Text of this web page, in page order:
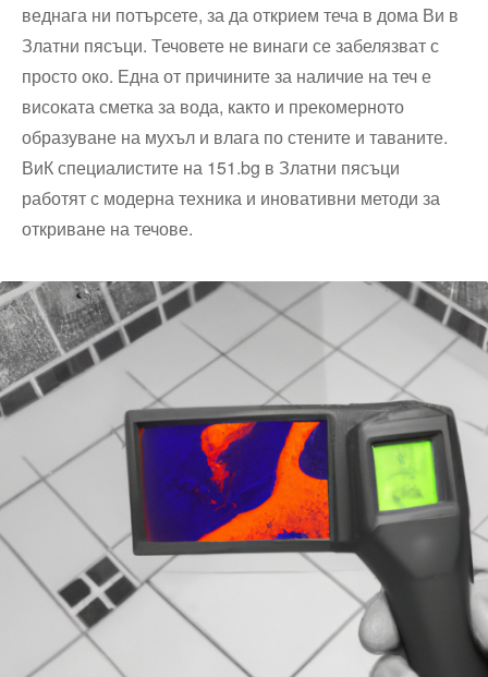
веднага ни потърсете, за да открием теча в дома Ви в
Златни пясъци. Течовете не винаги се забелязват с
просто око. Една от причините за наличие на теч е
високата сметка за вода, както и прекомерното
образуване на мухъл и влага по стените и таваните.
ВиК специалистите на 151.bg в Златни пясъци
работят с модерна техника и иновативни методи за
откриване на течове.